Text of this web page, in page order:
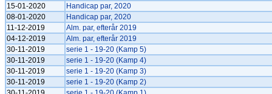
15-01-2020
Handicap par, 2020
08-01-2020
Handicap par, 2020
11-12-2019
Alm. par, efterår 2019
04-12-2019
Alm. par, efterår 2019
30-11-2019
serie 1 - 19-20 (Kamp 5)
30-11-2019
serie 1 - 19-20 (Kamp 4)
30-11-2019
serie 1 - 19-20 (Kamp 3)
30-11-2019
serie 1 - 19-20 (Kamp 2)